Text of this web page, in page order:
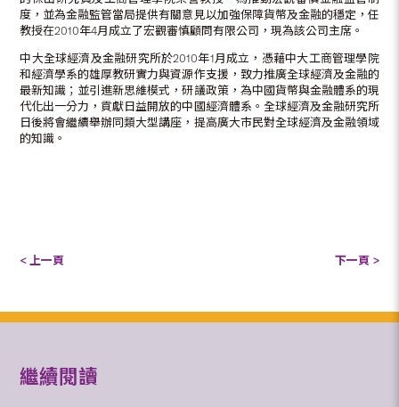
度，並為金融監管當局提供有關意見以加強保障貨幣及金融的穩定，任
教授在2010年4月成立了宏觀審慎顧問有限公司，現為該公司主席。
中大全球經濟及金融研究所於2010年1月成立，憑藉中大工商管理學院
和經濟學系的雄厚教研實力與資源作支援，致力推廣全球經濟及金融的
最新知識；並引進新思維模式，研議政策，為中國貨幣與金融體系的現
代化出一分力，貢獻日益開放的中國經濟體系。全球經濟及金融研究所
日後將會繼續舉辦同類大型講座，提高廣大市民對全球經濟及金融領域
的知識。
< 上一頁 下一頁 >
繼續閱讀